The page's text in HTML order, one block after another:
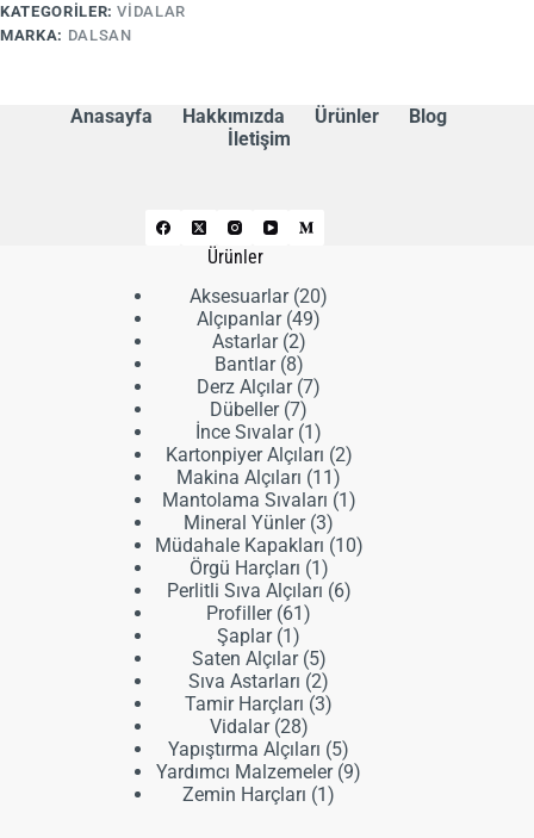
KATEGORILER:VIDALAR
MARKA: DALSAN
Anasayfa Hakkımızda Ürünler
Blog
İletişim
Ürünler
Aksesuarlar 2020
Alçıpanlar 4949
Astarlar 22
ürün
Bantlar 88
ürün
Derz Alçılar 77
Dübeller 77
ürün
İnce Sıvalar 11
ürün
Kartonpiyer Alçıları 22
Makina Alçıları 1111
ürün
Mantolama Sıvaları 1 1
Mineral Yünler 33
ürün
Müdahale Kapakları 1010
Örgü Harçları 1 1
ürün
Perlitli Sıva Alçıları 66
Profiller 6161
Şaplar 11
ürün
Saten Alçılar 55
ürün
Sıva Astarları 22
ürün
Tamir Harçları 33
Vidalar 2828
ürün
Yapıştırma Alçıları 55
ürün
Yardımcı Malzemeler 99
Zemin Harçları 11